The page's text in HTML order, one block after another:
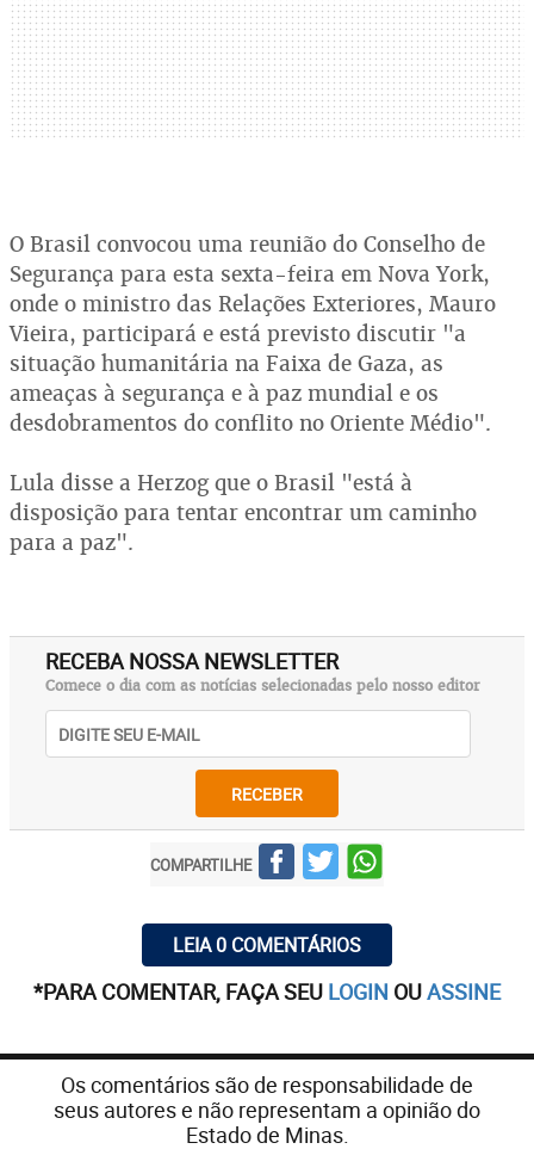
O Brasil convocou uma reunião do Conselho de
Segurança para esta sexta-feira em Nova York,
onde o ministro das Relações Exteriores, Mauro
Vieira, participará e está previsto discutir "a
situação humanitária na Faixa de Gaza, as
ameaças à segurança e à paz mundial e os
desdobramentos do conflito no Oriente Médio".
Lula disse a Herzog que o Brasil "está à
disposição para tentar encontrar um caminho
para a paz".
RECEBA NOSSA NEWSLETTER
Comece o dia com as notícias selecionadas pelo nosso editor
RECEBER
COMPARTILHE
LEIA 0 COMENTÁRIOS
*PARA COMENTAR, FAÇA SEU LOGIN OUASSINE
Os comentários são de responsabilidade de
seus autores e não representam a opinião do
Estado de Minas.